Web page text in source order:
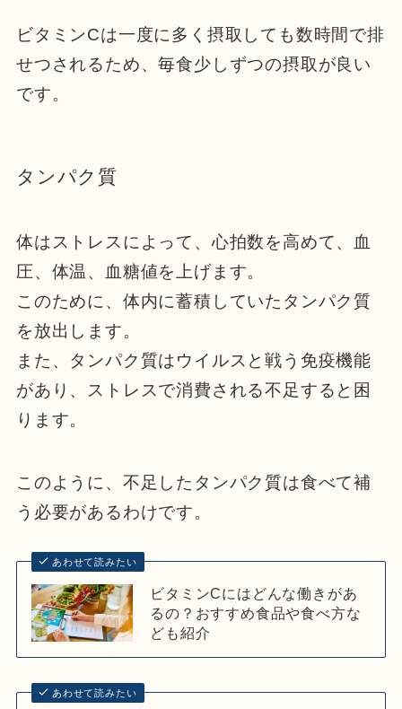
ビタミンCは一度に多く摂取しても数時間で排
せつされるため、毎食少しずつの摂取が良い
です。
タンパク質
体はストレスによって、心拍数を高めて、血
圧、体温、血糖値を上げます。
このために、体内に蓄積していたタンパク質
を放出します。
また、タンパク質はウイルスと戦う免疫機能
があり、ストレスで消費される不足すると困
ります。
このように、不足したタンパク質は食べて補
う必要があるわけです。
あわせて読みたい
ビタミンCにはどんな働きがあ
るの？おすすめ食品や食べ方な
ども紹介
あわせて読みたい